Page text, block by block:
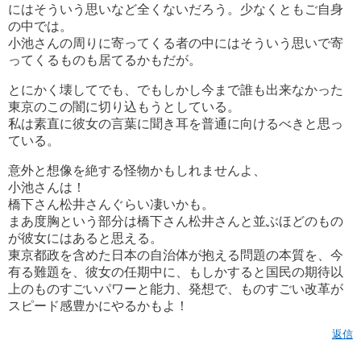
にはそういう思いなど全くないだろう。少なくともご自身
の中では。
小池さんの周りに寄ってくる者の中にはそういう思いで寄
ってくるものも居てるかもだが。
とにかく壊してでも、でもしかし今まで誰も出来なかった
東京のこの闇に切り込もうとしている。
私は素直に彼女の言葉に聞き耳を普通に向けるべきと思っ
ている。
意外と想像を絶する怪物かもしれませんよ、
小池さんは！
橋下さん松井さんぐらい凄いかも。
まあ度胸という部分は橋下さん松井さんと並ぶほどのもの
が彼女にはあると思える。
東京都政を含めた日本の自治体が抱える問題の本質を、今
有る難題を、彼女の任期中に、もしかすると国民の期待以
上のものすごいパワーと能力、発想で、ものすごい改革が
スピード感豊かにやるかもよ！
返信